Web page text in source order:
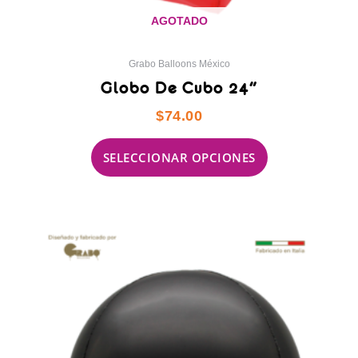
AGOTADO
Grabo Balloons México
Globo De Cubo 24″
$74.00
SELECCIONAR OPCIONES
producto
tiene
Las
opciones